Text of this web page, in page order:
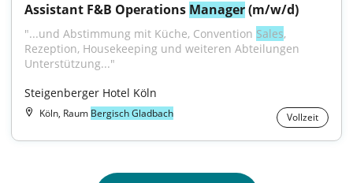
Assistant F&B Operations Manager (m/w/d)
"...und Abstimmung mit Küche, Convention Sales,
Rezeption, Housekeeping und weiteren Abteilungen
Unterstützung..."
Steigenberger Hotel Köln
Köln, Raum Bergisch Gladbach Vollzeit